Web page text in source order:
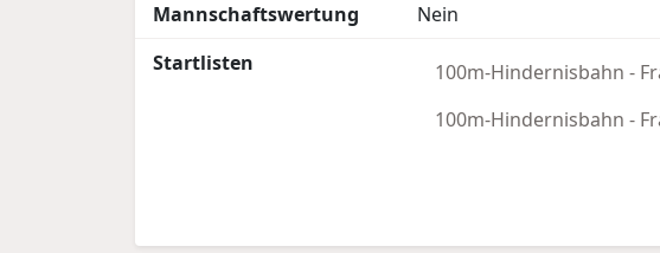
Mannschaftswertung
Nein
Startlisten
100m-Hindernisbahn -
100m-Hindernisbahn -